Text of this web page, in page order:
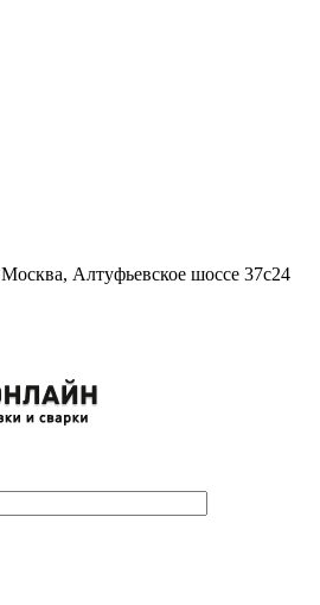
Москва, Алтуфьевское шоссе 37с24